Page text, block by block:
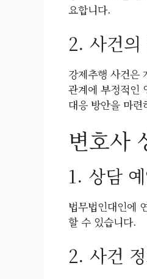
요합니다.
2. 사건의
강제추행 사건은
관계에 부정적인
대응 방안을 마
변호사
1. 상담
법무법인대인에
할 수 있습니다.
2. 사건